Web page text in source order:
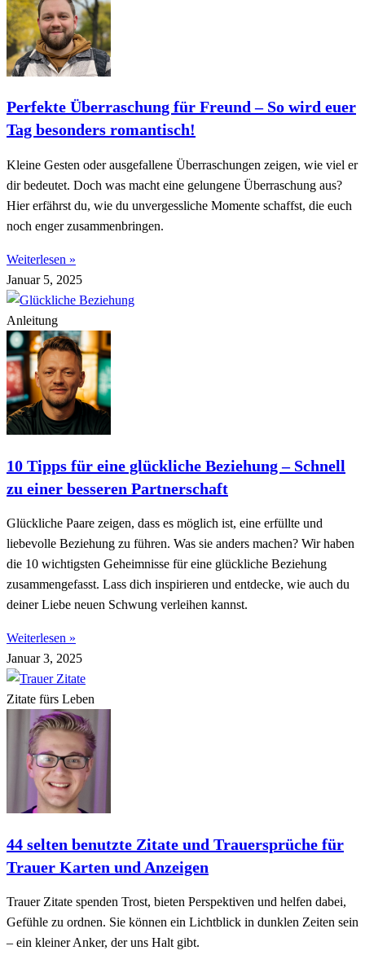
Perfekte Überraschung für Freund – So wird euer
Tag besonders romantisch!
Kleine Gesten oder ausgefallene Überraschungen zeigen, wie viel er
dir bedeutet. Doch was macht eine gelungene Überraschung aus?
Hier erfährst du, wie du unvergessliche Momente schaffst, die euch
noch enger zusammenbringen.
Weiterlesen »
Januar 5, 2025
Anleitung
10 Tipps für eine glückliche Beziehung – Schnell
zu einer besseren Partnerschaft
Glückliche Paare zeigen, dass es möglich ist, eine erfüllte und
liebevolle Beziehung zu führen. Was sie anders machen? Wir haben
die 10 wichtigsten Geheimnisse für eine glückliche Beziehung
zusammengefasst. Lass dich inspirieren und entdecke, wie auch du
deiner Liebe neuen Schwung verleihen kannst.
Weiterlesen »
Januar 3, 2025
Zitate fürs Leben
44 selten benutzte Zitate und Trauersprüche für
Trauer Karten und Anzeigen
Trauer Zitate spenden Trost, bieten Perspektiven und helfen dabei,
Gefühle zu ordnen. Sie können ein Lichtblick in dunklen Zeiten sein
– ein kleiner Anker, der uns Halt gibt.